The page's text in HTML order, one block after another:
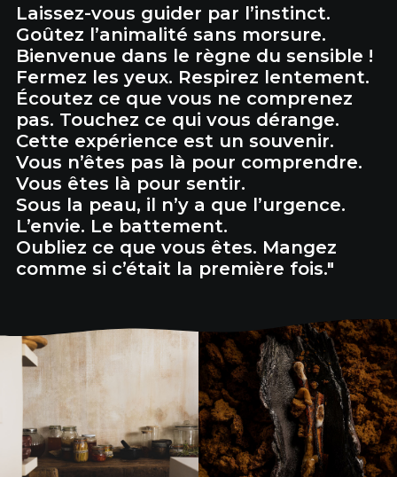
Laissez-vous guider par l’instinct.
Goûtez l’animalité sans morsure.
Bienvenue dans le règne du sensible !
Fermez les yeux. Respirez lentement.
Écoutez ce que vous ne comprenez
pas. Touchez ce qui vous dérange.
Cette expérience est un souvenir.
Vous n’êtes pas là pour comprendre.
Vous êtes là pour sentir.
Sous la peau, il n’y a que l’urgence.
L’envie. Le battement.
Oubliez ce que vous êtes. Mangez
comme si c’était la première fois."